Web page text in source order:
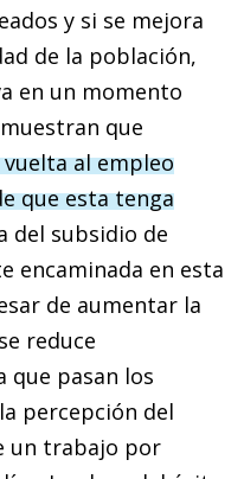
y si se mejora
de la po­­blación,
en un momento
que
al empleo
que esta tenga
del subsidio de
encaminada en esta
de aumentar la
reduce
que pasan los
percepción del
un trabajo por